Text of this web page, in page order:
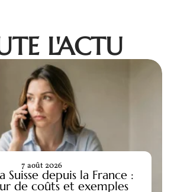
L'ACTU
Suisse depuis la France :
de coûts et exemples
7 août 2026